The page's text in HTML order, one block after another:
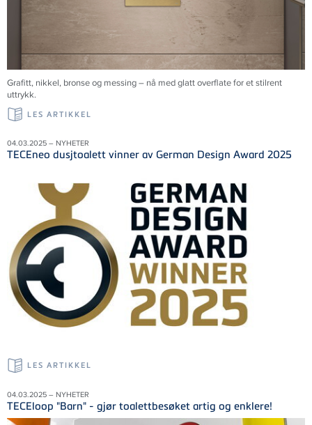
Grafitt, nikkel, bronse og messing – nå med glatt overflate for et stilrent
uttrykk.
LES ARTIKKEL
04.03.2025 – NYHETER
TECEneo dusjtoalett vinner av German Design Award 2025
LES ARTIKKEL
04.03.2025 – NYHETER
TECEloop "Barn" - gjør toalettbesøket artig og enklere!